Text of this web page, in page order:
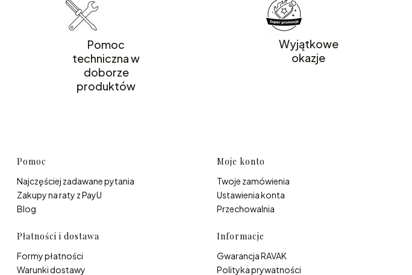
Pomoc
techniczna w
doborze
produktów
Wyjątkowe
okazje
Linki w stopce
Pomoc
Najczęściej zadawane pytania
Zakupy na raty z PayU
Blog
Moje konto
Twoje zamówienia
Ustawienia konta
Przechowalnia
Płatności i dostawa
Formy płatności
Warunki dostawy
Informacje
Gwarancja RAVAK
Polityka prywatności